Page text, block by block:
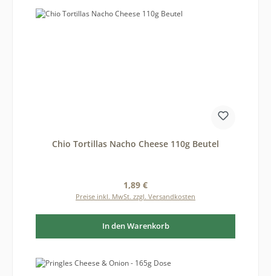
Chio Tortillas Nacho Cheese 110g Beutel
Regulärer Preis:
1,89 €
Preise inkl. MwSt. zzgl. Versandkosten
In den Warenkorb